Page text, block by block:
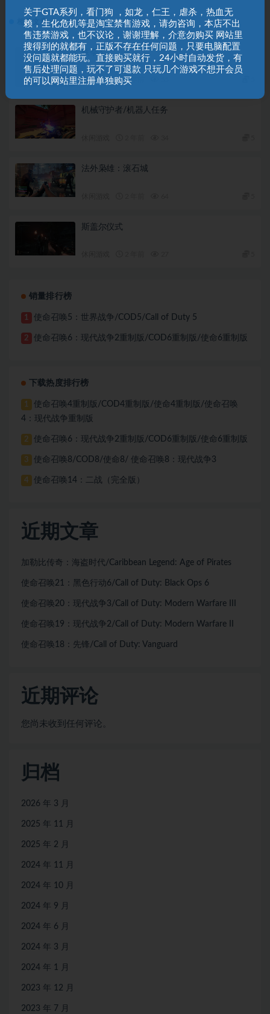
相关文章
铁拳3
休闲游戏 2 年前
机械守护者/机器人任务
法外枭雄：滚石城
斯盖尔仪式
销量排行榜
1 使命召唤5：世界战争/COD5/Call of Duty 5
2 使命召唤6：现代战争2重制版/COD6重制版/使命6重制版
下载热度排行榜
1
使命召唤4重制版/COD4重制版/使命4重制版/使命召唤
4：现代战争重制版
2 使命召唤6：现代战争2重制版/COD6重制版/使命6重制版
3 使命召唤8/COD8/使命8/ 使命召唤8：现代战争3
4 使命召唤14：二战（完全版）
近期文章
加勒比传奇：海盗时代/Caribbean Legend: Age of Pirates
使命召唤21：黑色行动6/Call of Duty: Black Ops 6
使命召唤20：现代战争3/Call of Duty: Modern Warfare III
使命召唤19：现代战争2/Call of Duty: Modern Warfare II
使命召唤18：先锋/Call of Duty: Vanguard
近期评论
您尚未收到任何评论。
归档
2026 年 3 月
2025 年 11 月
2025 年 2 月
2024 年 11 月
2024 年 10 月
2024 年 9 月
2024 年 6 月
2024 年 3 月
2024 年 1 月
2023 年 12 月
2023 年 7 月
关于GTA系列，看门狗 ，如龙，仁王，虐杀，热血无
赖，生化危机等是淘宝禁售游戏，请勿咨询，本店不出
售违禁游戏，也不议论，谢谢理解，介意勿购买 网站里
搜得到的就都有，正版不存在任何问题，只要电脑配置
没问题就都能玩。直接购买就行，24小时自动发货，有
售后处理问题，玩不了可退款 只玩几个游戏不想开会员
的可以网站里注册单独购买